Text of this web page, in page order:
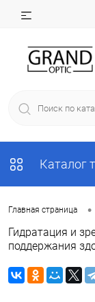
Каталог
Главная страница •
Гидратация и
поддержания